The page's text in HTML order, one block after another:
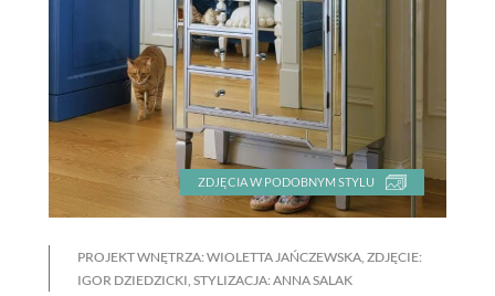
ZDJĘCIA W PODOBNYM STYLU
PROJEKT WNĘTRZA: WIOLETTA JAŃCZEWSKA, ZDJĘCIE:
IGOR DZIEDZICKI, STYLIZACJA: ANNA SALAK